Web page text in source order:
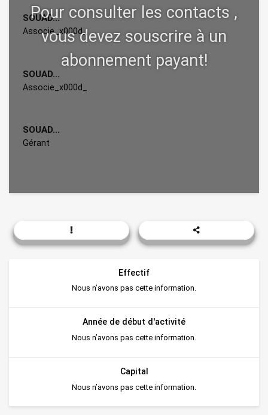
SOUAD...
Associe_x000d_
SOUAD...
Associe_x000d_
SOUAD...
Gérant
Effectif
Nous n’avons pas cette information.
Année de début d'activité
Nous n’avons pas cette information.
Capital
Nous n’avons pas cette information.